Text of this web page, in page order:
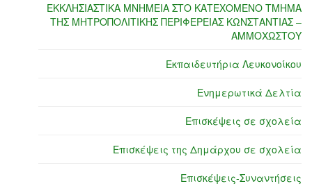
ΕΚΚΛΗΣΙΑΣΤΙΚΑ ΜΝΗΜΕΙΑ ΣΤΟ ΚΑΤΕΧΟΜΕΝΟ ΤΜΗΜΑ
ΤΗΣ ΜΗΤΡΟΠΟΛΙΤΙΚΗΣ ΠΕΡΙΦΕΡΕΙΑΣ ΚΩΝΣΤΑΝΤΙΑΣ –
ΑΜΜΟΧΩΣΤΟΥ
Εκπαιδευτήρια Λευκονοίκου
Ενημερωτικά Δελτία
Επισκέψεις σε σχολεία
Επισκέψεις της Δημάρχου σε σχολεία
Επισκέψεις-Συναντήσεις